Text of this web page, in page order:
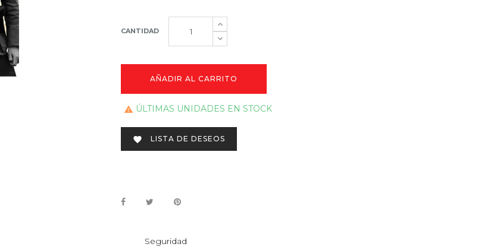
CANTIDAD
AÑADIR AL CARRITO
 ÚLTIMAS UNIDADES EN STOCK
 LISTA DE DESEOS
Seguridad